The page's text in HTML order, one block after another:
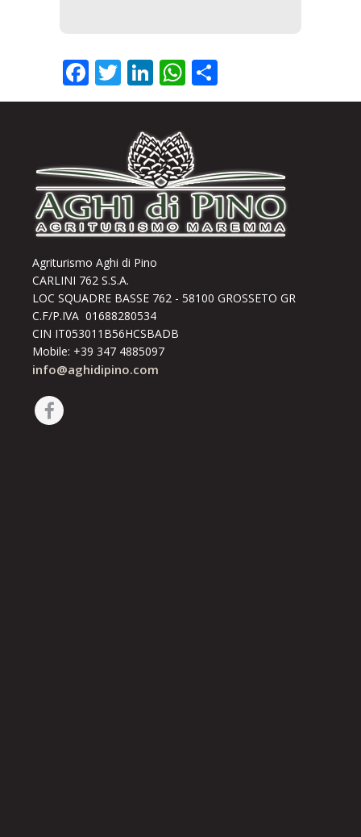
Facebook
Twitter
LinkedIn
WhatsApp
Agriturismo Aghi di Pino
CARLINI 762 S.S.A.
LOC SQUADRE BASSE 762 - 58100 GROSSETO GR
C.F/P.IVA 01688280534
CIN IT053011B56HCSBADB
Mobile: +39 347 4885097
info@aghidipino.com